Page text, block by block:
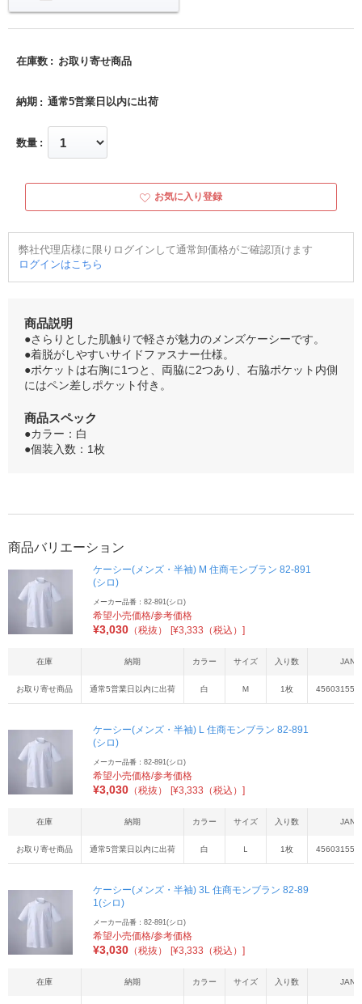
在庫数 お取り寄せ商品
納期 通常5営業日以内に出荷
数量
お気に入り登録
弊社代理店様に限りログインして通常卸価格がご確認頂けます
ログインはこちら
商品説明
●さらりとした肌触りで軽さが魅力のメンズケーシーです。
●着脱がしやすいサイドファスナー仕様。
●ポケットは右胸に1つと、両脇に2つあり、右脇ポケット内側
にはペン差しポケット付き。
商品スペック
●カラー：白
●個装入数：1枚
商品バリエーション
ケーシー(メンズ・半袖) M 住商モンブラン 82-891
(シロ)
メーカー品番：82-891(シロ)
希望小売価格/参考価格
¥3,030 （税抜） [¥3,333（税込）]
在庫 納期 カラー サイズ 入り数 JAN
お取り寄せ商品 通常5営業日以内に出荷 白 Ｍ 1枚
ケーシー(メンズ・半袖) L 住商モンブラン 82-891
(シロ)
メーカー品番：82-891(シロ)
希望小売価格/参考価格
¥3,030 （税抜） [¥3,333（税込）]
在庫 納期 カラー サイズ 入り数 JAN
お取り寄せ商品 通常5営業日以内に出荷 白 Ｌ 1枚
ケーシー(メンズ・半袖) 3L 住商モンブラン 82-89
1(シロ)
メーカー品番：82-891(シロ)
希望小売価格/参考価格
¥3,030 （税抜） [¥3,333（税込）]
在庫 納期 カラー サイズ 入り数 JAN